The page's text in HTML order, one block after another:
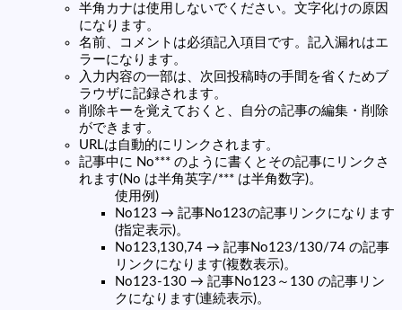
半角カナは使用しないでください。文字化けの原因
になります。
名前、コメントは必須記入項目です。記入漏れはエ
ラーになります。
入力内容の一部は、次回投稿時の手間を省くためブ
ラウザに記録されます。
削除キーを覚えておくと、自分の記事の編集・削除
ができます。
URLは自動的にリンクされます。
記事中に No*** のように書くとその記事にリンクさ
れます(No は半角英字/*** は半角数字)。
使用例)
No123 → 記事No123の記事リンクになります
(指定表示)。
No123,130,74 → 記事No123/130/74 の記事
リンクになります(複数表示)。
No123-130 → 記事No123～130 の記事リン
クになります(連続表示)。